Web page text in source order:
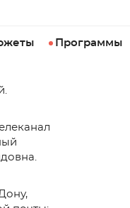
Программы
Дону,